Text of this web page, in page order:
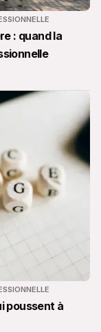
: quand la
poussent à